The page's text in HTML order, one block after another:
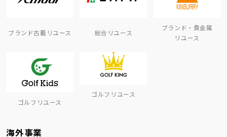
ブランド古着リユース 総合リユース
ブランド・貴金属
リユース
ゴルフリユース
ゴルフリユース
海外事業